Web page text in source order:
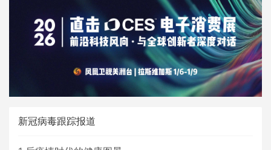
新冠病毒跟踪报道